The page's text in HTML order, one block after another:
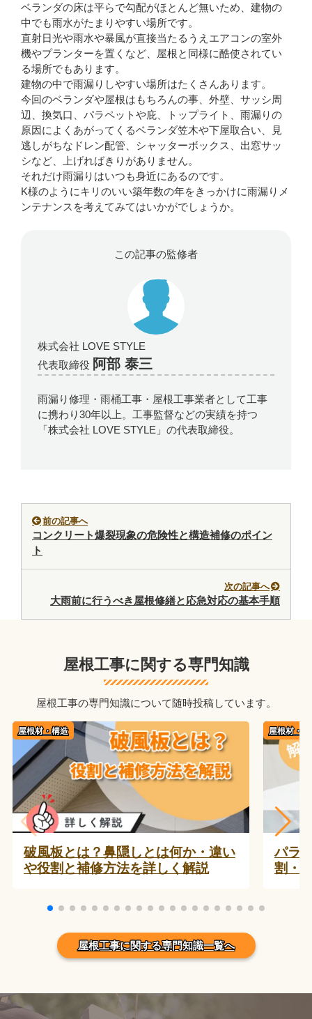
ベランダの床は平らで勾配がほとんど無いため、建物の
中でも雨水がたまりやすい場所です。
直射日光や雨水や暴風が直接当たるうえエアコンの室外
機やプランターを置くなど、屋根と同様に酷使されてい
る場所でもあります。
建物の中で雨漏りしやすい場所はたくさんあります。
今回のベランダや屋根はもちろんの事、外壁、サッシ周
辺、換気口、パラペットや庇、トップライト、雨漏りの
原因によくあがってくるベランダ笠木や下屋取合い、見
逃しがちなドレン配管、シャッターボックス、出窓サッ
シなど、上げればきりがありません。
それだけ雨漏りはいつも身近にあるのです。
K様のようにキリのいい築年数の年をきっかけに雨漏りメ
ンテナンスを考えてみてはいかがでしょうか。
この記事の監修者
株式会社 LOVE STYLE
代表取締役 阿部 泰三
雨漏り修理・雨桶工事・屋根工事業者として工事
に携わり30年以上。工事監督などの実績を持つ
「株式会社 LOVE STYLE」の代表取締役。
前の記事へ
コンクリート爆裂現象の危険性と構造補修のポイン
ト
次の記事へ
大雨前に行うべき屋根修繕と応急対応の基本手順
屋根工事に関する専門知識
屋根工事の専門知識について随時投稿しています。
屋根材・構造
破風板とは？鼻隠しとは何か・違い
や役割と補修方法を詳しく解説
屋根材・
パラ
割・
屋根工事に関する専門知識一覧へ